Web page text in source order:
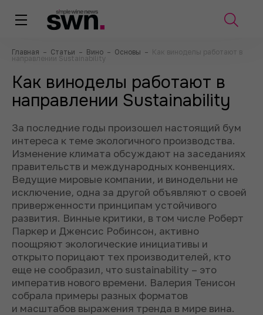
Главная – Статьи – Вино – Основы – Как виноделы работают в
направлении Sustainability
Как виноделы работают в
направлении Sustainability
За последние годы произошел настоящий бум
интереса к теме экологичного производства.
Изменение климата обсуждают на заседаниях
правительств и международных конвенциях.
Ведущие мировые компании, и винодельни не
исключение, одна за другой объявляют о своей
приверженности принципам устойчивого
развития. Винные критики, в том числе Роберт
Паркер и Дженсис Робинсон, активно
поощряют экологические инициативы и
открыто порицают тех производителей, кто
еще не сообразил, что sustainability – это
императив нового времени. Валерия Тенисон
собрала примеры разных форматов
и масштабов выражения тренда в мире вина.